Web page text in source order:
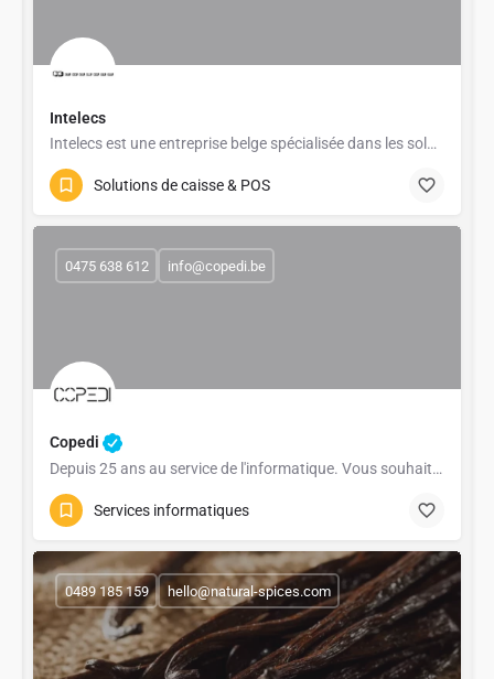
Intelecs
Intelecs est une entreprise belge spécialisée dans les solutions de caisse enregistreuse et de gestion pour…
Solutions de caisse & POS
Copedi
Depuis 25 ans au service de l'informatique. Vous souhaitez faire évoluer votre informatique ou tout…
0475 638 612 info@copedi.be
Services informatiques
0489 185 159 hello@natural-spices.com